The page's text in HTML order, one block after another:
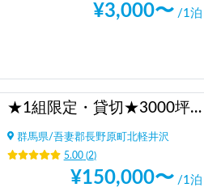
¥3,000〜 /1泊
★1組限定・貸切★3000坪の自然林と川を独占 キタカル キャンピングカー&キャンプサイト
群馬県/吾妻郡長野原町北軽井沢
5.00(2)
¥150,000〜 /1泊